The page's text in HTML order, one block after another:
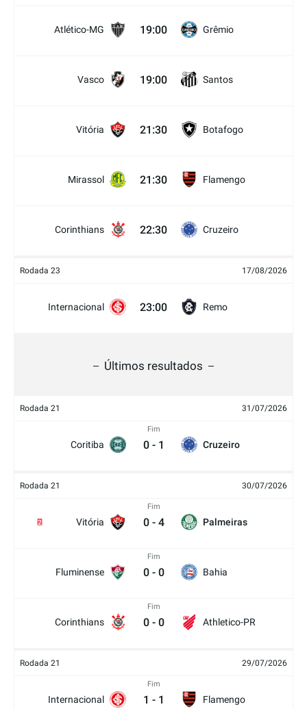
Atlético-MG 19:00 Grêmio
Vasco 19:00 Santos
Vitória 21:30 Botafogo
Mirassol 21:30 Flamengo
Corinthians 22:30 Cruzeiro
Rodada 23 17/08/2026
Internacional 23:00 Remo
Últimos resultados
Rodada 21 31/07/2026
Coritiba
Fim
0 - 1 Cruzeiro
Rodada 21 30/07/2026
Vitória
2
Fim
0 - 4 Palmeiras
Fluminense
Fim
0 - 0 Bahia
Corinthians
Fim
0 - 0 Athletico-PR
Rodada 21 29/07/2026
Internacional
Fim
1 - 1 Flamengo